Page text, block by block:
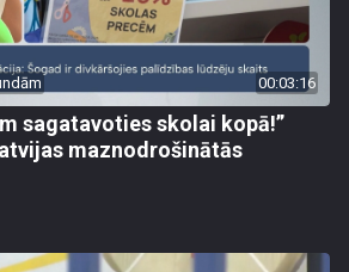
00:03:16
sagatavoties skolai kopā!”
maznodrošinātās